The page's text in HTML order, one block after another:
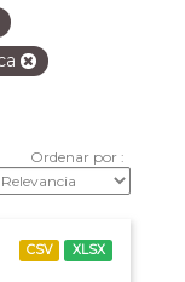
Ordenar por
CSV XLSX